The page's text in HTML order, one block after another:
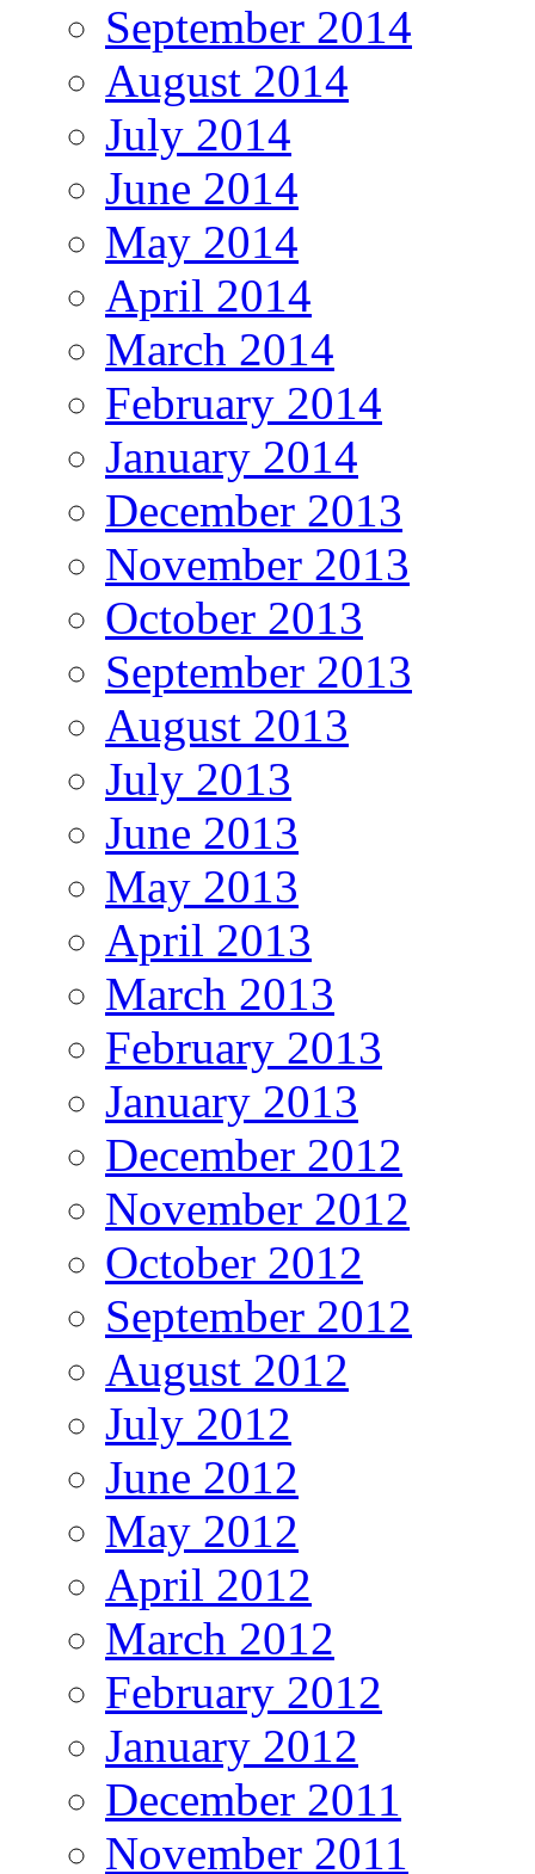
September 2014
August 2014
July 2014
June 2014
May 2014
April 2014
March 2014
February 2014
January 2014
December 2013
November 2013
October 2013
September 2013
August 2013
July 2013
June 2013
May 2013
April 2013
March 2013
February 2013
January 2013
December 2012
November 2012
October 2012
September 2012
August 2012
July 2012
June 2012
May 2012
April 2012
March 2012
February 2012
January 2012
December 2011
November 2011